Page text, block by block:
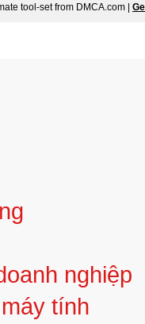
tool-set from DMCA.com |
nghiệp
tính